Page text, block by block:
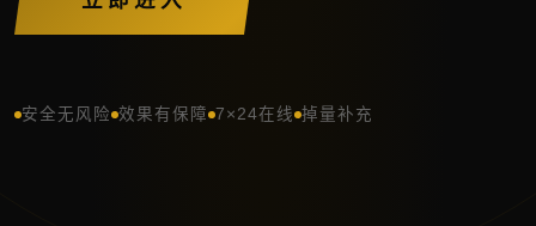
安全无风险 效果有保障 7×24在线 掉量补充